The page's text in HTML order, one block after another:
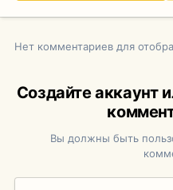
Нет комментариев для
Создайте аккаунт
Вы должны быть